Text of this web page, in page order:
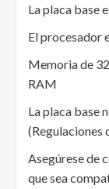
La placa base
El procesador
Memoria de
RAM
La placa base
(Regulaciones
Asegúrese de
que sea